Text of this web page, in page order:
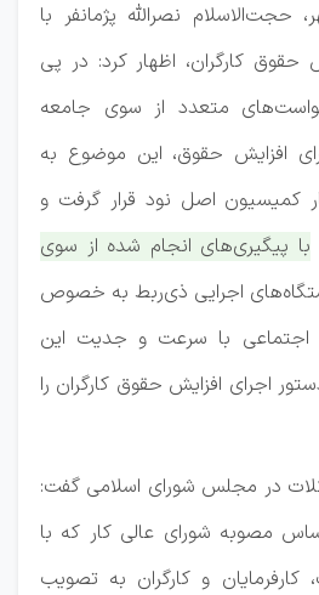
حجت‌الاسلام نصرالله پژمانفر با
حقوق کارگران، اظهار کرد: در پی
متعدد از سوی جامعه
افزایش حقوق، این موضوع به‌
کمیسیون اصل نود قرار گرفت و
با پیگیری‌های انجام‌ شده از سوی
اجرایی ذی‌ربط به خصوص
اجتماعی با سرعت و جدیت این
اجرای افزایش حقوق کارگران را
در مجلس شورای اسلامی گفت:
مصوبه شورای‌ عالی کار که با
کارفرمایان و کارگران به تصویب